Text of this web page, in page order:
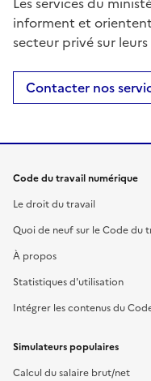
informent et
secteur privé sur
Contacter nos
Code du travail numérique
Le droit du travail
Quoi de neuf sur le Code du
À propos
Statistiques d'utilisation
Intégrer les contenus du
Simulateurs populaires
Calcul du salaire brut/net